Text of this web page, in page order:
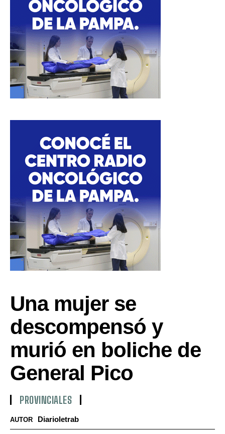
Una mujer se
descompensó y
murió en boliche de
General Pico
PROVINCIALES
AUTOR Diarioletrab